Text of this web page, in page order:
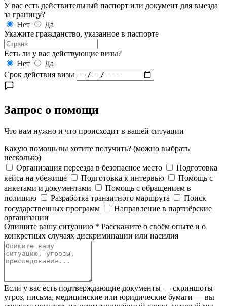
У вас есть действительный паспорт или документ для выезда
за границу?
Нет
Да
Укажите гражданство, указанное в паспорте
Есть ли у вас действующие визы?
Нет
Да
Срок действия визы
Запрос о помощи
Что вам нужно и что происходит в вашей ситуации
Какую помощь вы хотите получить? (можно выбрать
несколько)
Организация переезда в безопасное место
Подготовка
кейса на убежище
Подготовка к интервью
Помощь с
анкетами и документами
Помощь с обращением в
полицию
Разработка транзитного маршрута
Поиск
государственных программ
Направление в партнёрские
организации
Опишите вашу ситуацию * Расскажите о своём опыте и о
конкретных случаях дискриминации или насилия
Если у вас есть подтверждающие документы — скриншоты
угроз, письма, медицинские или юридические бумаги — вы